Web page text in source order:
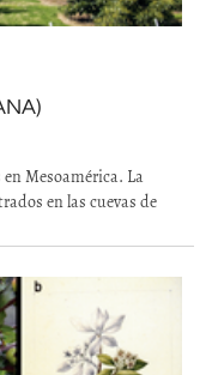
Mesoamérica. La
en las cuevas de